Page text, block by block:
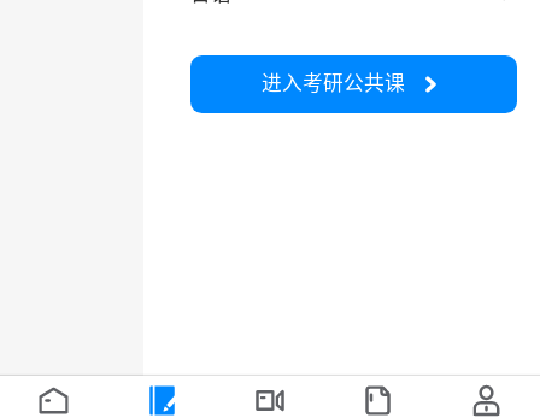
进入考研公共课